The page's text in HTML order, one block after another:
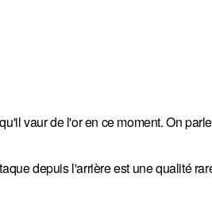
vaur de l'or en ce moment. On
depuis l'arrière est une qualité